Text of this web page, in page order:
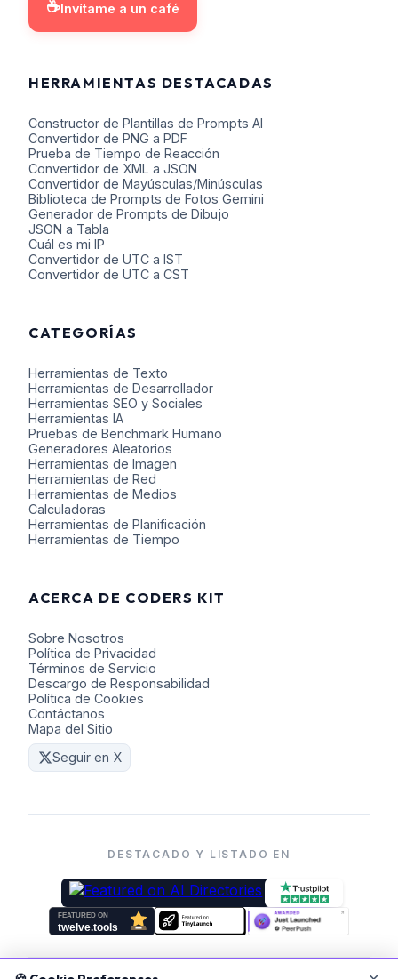
☕Invítame a un café
HERRAMIENTAS DESTACADAS
Constructor de Plantillas de Prompts AI
Convertidor de PNG a PDF
Prueba de Tiempo de Reacción
Convertidor de XML a JSON
Convertidor de Mayúsculas/Minúsculas
Biblioteca de Prompts de Fotos Gemini
Generador de Prompts de Dibujo
JSON a Tabla
Cuál es mi IP
Convertidor de UTC a IST
Convertidor de UTC a CST
CATEGORÍAS
Herramientas de Texto
Herramientas de Desarrollador
Herramientas SEO y Sociales
Herramientas IA
Pruebas de Benchmark Humano
Generadores Aleatorios
Herramientas de Imagen
Herramientas de Red
Herramientas de Medios
Calculadoras
Herramientas de Planificación
Herramientas de Tiempo
ACERCA DE CODERS KIT
Sobre Nosotros
Política de Privacidad
Términos de Servicio
Descargo de Responsabilidad
Política de Cookies
Contáctanos
Mapa del Sitio
Seguir en X
DESTACADO Y LISTADO EN